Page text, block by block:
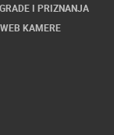
I PRIZNANJA
KAMERE